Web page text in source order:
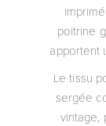
poitrine
apportent
Le tissu
sergée
vintage,